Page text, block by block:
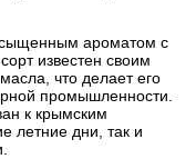
ароматом с
известен своим
что делает его
промышленности.
к крымским
летние дни, так и